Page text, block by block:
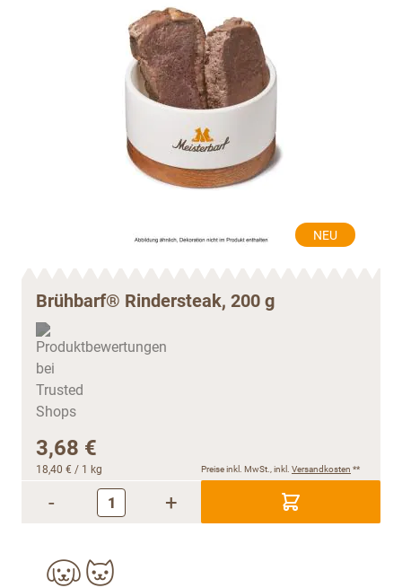
NEU
Brühbarf® Rindersteak, 200 g
3,68 €
18,40 € / 1 kg Preise inkl. MwSt., inkl. Versandkosten **
- +